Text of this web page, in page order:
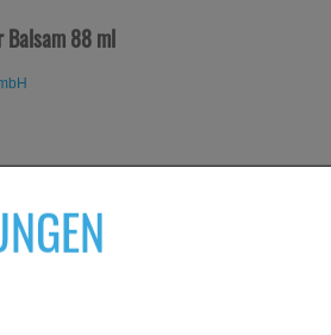
Balsam88 ml
ARTIKEL 1 - 2